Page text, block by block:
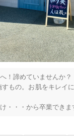
！諦めていませんか？
もの。お肌をキレイ
・・・から卒業できま